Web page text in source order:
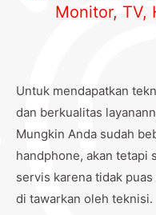
Monitor, TV,
Untuk mendapatkan
dan berkualitas
Mungkin Anda sudah
handphone, akan tetapi
servis karena tidak
di tawarkan oleh teknisi.